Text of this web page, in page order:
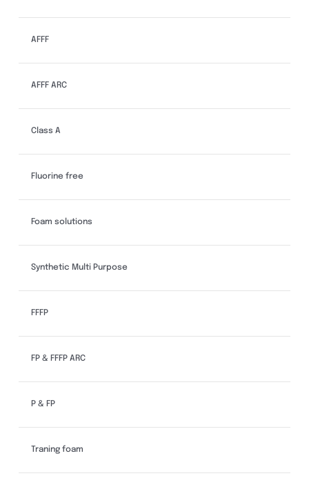
AFFF
AFFF ARC
Class A
Fluorine free
Foam solutions
Synthetic Multi Purpose
FFFP
FP & FFFP ARC
P & FP
Traning foam